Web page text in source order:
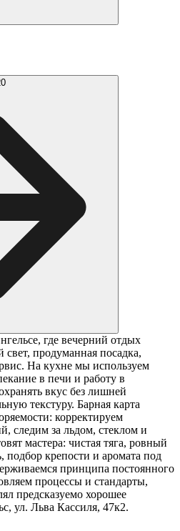
где вечерний отдых
свет, продуманная посадка,
На кухне мы используем
в печи и работу в
вкус без лишней
текстуру. Барная карта
корректируем
следим за льдом, стеклом и
мастера: чистая тяга, ровный
крепости и аромата под
принципа постоянного
процессы и стандарты,
предсказуемо хорошее
ул. Льва Кассиля, 47к2.